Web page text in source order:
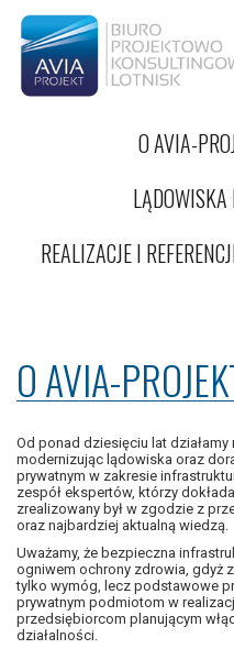
O AVIA-
REALIZACJE I
O AVIA-
Od ponad dziesięciu lat
modernizując lądowiska oraz
prywatnym w zakresie
zespół ekspertów, którzy
zrealizowany był w zgodzie z
oraz najbardziej aktualną wiedzą.
Uważamy, że bezpieczna
ogniwem ochrony zdrowia, gdyż
tylko wymóg, lecz podstawowe
prywatnym podmiotom w
przedsiębiorcom planującym
działalności.